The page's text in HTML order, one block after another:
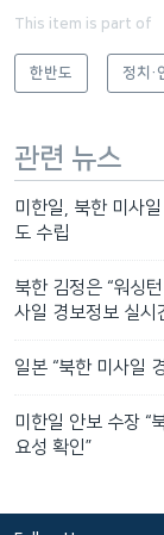
This item is part of
한반도 정치·
관련 뉴스
미한일, 북한 미사
도 수립
북한 김정은 “워싱
사일 경보정보 실시
일본 “북한 미사일
미한일 안보 수장 “
요성 확인”